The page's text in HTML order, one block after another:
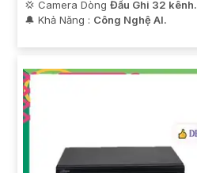
💢 Camera Dòng Đầu Ghi 32 kênh.
️🔔 Khả Năng : Công Nghệ AI.